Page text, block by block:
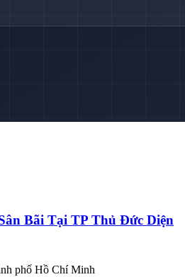
Bãi Tại TP Thủ Đức Diện
phố Hồ Chí Minh